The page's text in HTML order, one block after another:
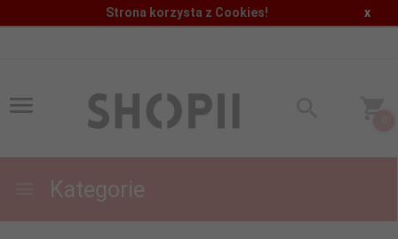
Strona korzysta z Cookies! x
Kategorie